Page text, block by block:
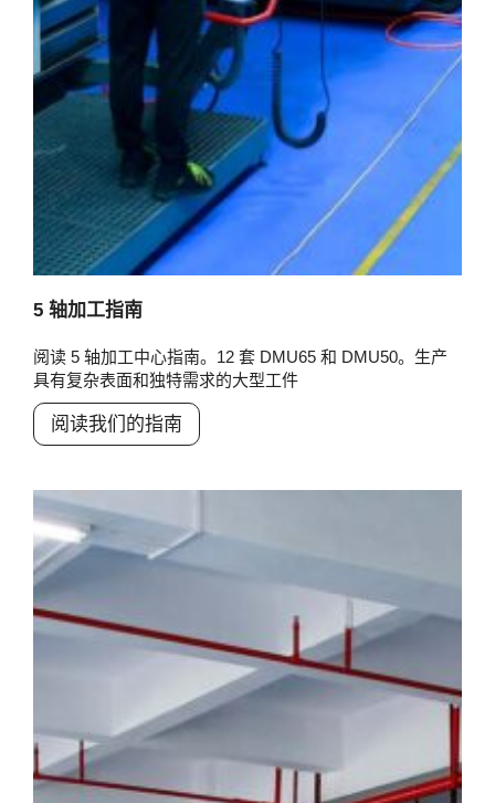
5 轴加工指南
阅读 5 轴加工中心指南。12 套 DMU65 和 DMU50。生产
具有复杂表面和独特需求的大型工件
阅读我们的指南